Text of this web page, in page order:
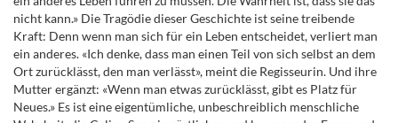
nicht kann.» Die Tragödie dieser Geschichte ist seine treibende
Kraft: Denn wenn man sich für ein Leben entscheidet, verliert man
ein anderes. «Ich denke, dass man einen Teil von sich selbst an dem
Ort zurücklässt, den man verlässt», meint die Regisseurin. Und ihre
Mutter ergänzt: «Wenn man etwas zurücklässt, gibt es Platz für
Neues.» Es ist eine eigentümliche, unbeschreiblich menschliche